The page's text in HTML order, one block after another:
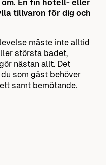
En fin hotell- eller
tillvaron för dig och
måste inte alltid
största badet,
nästan allt. Det
som gäst behöver
samt bemötande.